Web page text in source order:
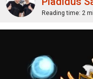
Reading time: 2